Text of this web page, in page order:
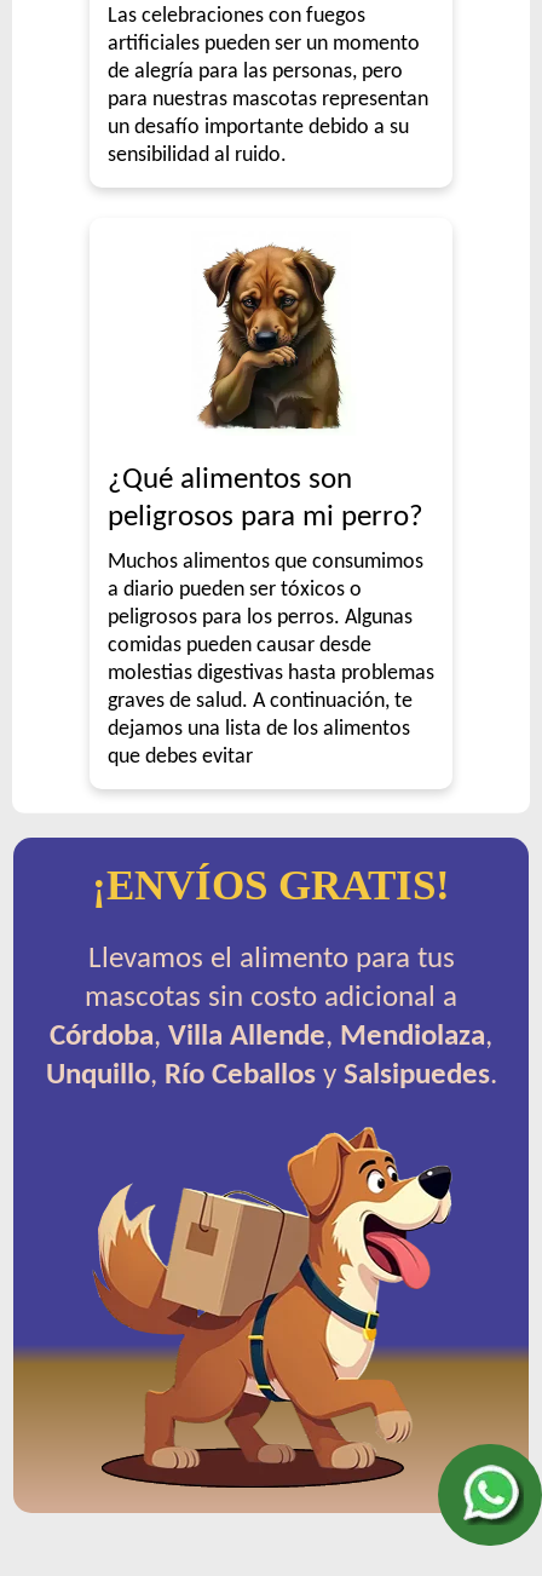
Las celebraciones con fuegos
artificiales pueden ser un momento
de alegría para las personas, pero
para nuestras mascotas representan
un desafío importante debido a su
sensibilidad al ruido.
¿Qué alimentos son
peligrosos para mi perro?
Muchos alimentos que consumimos
a diario pueden ser tóxicos o
peligrosos para los perros. Algunas
comidas pueden causar desde
molestias digestivas hasta problemas
graves de salud. A continuación, te
dejamos una lista de los alimentos
que debes evitar
¡ENVÍOS GRATIS!
Llevamos el alimento para tus
mascotas sin costo adicional a
Córdoba, Villa Allende, Mendiolaza,
Unquillo, Río Ceballosy Salsipuedes.